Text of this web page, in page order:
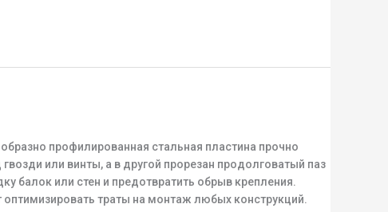
профилированная стальная пластина прочно
или винты, а в другой прорезан продолговатый паз
балок или стен и предотвратить обрыв крепления.
траты на монтаж любых конструкций.